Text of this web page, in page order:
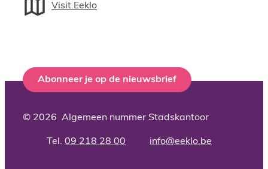
Visit.Eeklo
Abonneer je op de nieuwsbrief
© 2026 Algemeen nummer Stadskantoor
09 218 28 00 info@eeklo.be